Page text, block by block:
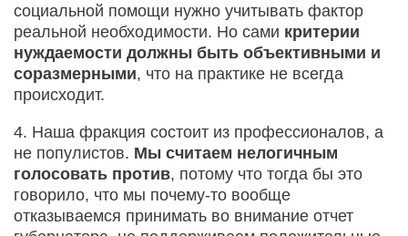
социальной помощи нужно учитывать фактор
реальной необходимости. Но сами критерии
нуждаемости должны быть объективными и
соразмерными, что на практике не всегда
происходит.
4. Наша фракция состоит из профессионалов, а
не популистов. Мы считаем нелогичным
голосовать против, потому что тогда бы это
говорило, что мы почему-то вообще
отказываемся принимать во внимание отчет